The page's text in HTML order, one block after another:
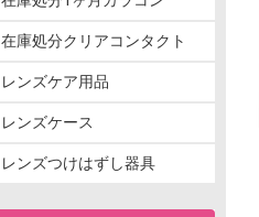
在庫処分クリアコンタクト
レンズケア用品
レンズケース
レンズつけはずし器具